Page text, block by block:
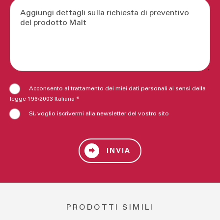
Acconsento al trattamento dei miei dati personali ai sensi della
legge 196/2003 Italiana *
Sì, voglio iscrivermi alla newsletter del vostro sito
INVIA
PRODOTTI SIMILI